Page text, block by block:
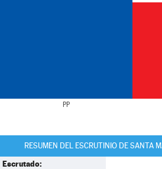
PP
RESUMEN DEL ESCRUTINIO DE SANTA
Escrutado: